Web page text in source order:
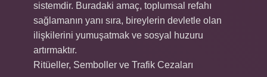
sistemdir. Buradaki amaç, toplumsal refahı
sağlamanın yanı sıra, bireylerin devletle olan
ilişkilerini yumuşatmak ve sosyal huzuru
artırmaktır.
Ritüeller, Semboller ve Trafik Cezaları